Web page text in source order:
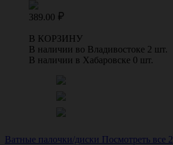
389.00
В КОРЗИНУ
В наличии во Владивостоке 2 шт.
В наличии в Хабаровске 0 шт.
Ватные палочки/диски Посмотреть все 2